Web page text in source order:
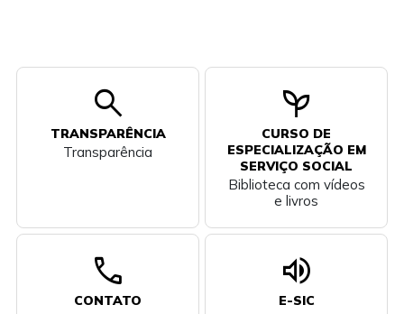
search
TRANSPARÊNCIA
Transparência
psychiatry
CURSO DE
ESPECIALIZAÇÃO EM
SERVIÇO SOCIAL
Biblioteca com vídeos
e livros
call
CONTATO
volume_up
E-SIC